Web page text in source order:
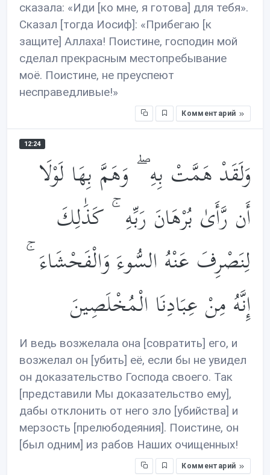
сказала: «Иди [ко мне, я готова] для тебя».
Сказал [тогда Иосиф]: «Прибегаю [к
защите] Аллаха! Поистине, господин мой
сделал прекрасным местопребывание
моё. Поистине, не преуспеют
несправедливые!»
Комментарий
12:24
وَلَقَدْ هَمَّتْ بِهِ ۖ وَهَمَّ بِهَا لَوْلَا
أَن رَّأَىٰ بُرْهَانَ رَبِّهِ ۚ كَذَ‌ٰلِكَ
لِنَصْرِفَ عَنْهُ السُّوءَ وَالْفَحْشَاءَ ۚ
إِنَّهُ مِنْ عِبَادِنَا الْمُخْلَصِينَ
И ведь возжелала она [совратить] его, и
возжелал он [убить] её, если бы не увидел
он доказательство Господа своего. Так
[представили Мы доказательство ему],
дабы отклонить от него зло [убийства] и
мерзость [прелюбодеяния]. Поистине, он
[был одним] из рабов Наших очищенных!
Комментарий